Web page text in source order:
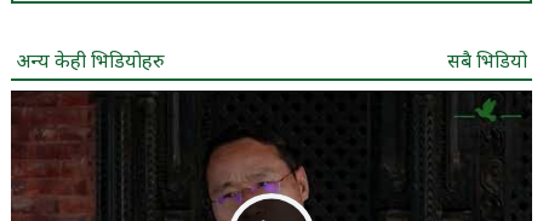
अन्य केही भिडियोहरु सबै भिडियो